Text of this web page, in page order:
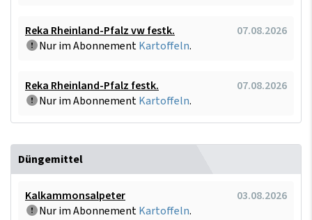
Reka Rheinland-Pfalz vw festk.
07.08.2026
Nur im AbonnementKartoffeln.
Reka Rheinland-Pfalz festk.
07.08.2026
Nur im AbonnementKartoffeln.
Düngemittel
Kalkammonsalpeter
03.08.2026
Nur im AbonnementKartoffeln.